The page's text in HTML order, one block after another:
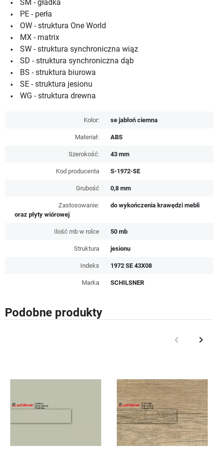
SM - gładka
PE - perła
OW - struktura One World
MX - matrix
SW - struktura synchroniczna wiąz
SD - struktura synchroniczna dąb
BS - struktura biurowa
SE - struktura jesionu
WG - struktura drewna
Kolor: se jabłoń ciemna
Materiał: ABS
Szerokość: 43 mm
Kod producenta S-1972-SE
Grubość 0,8 mm
Zastosowanie:
do wykończenia krawędzi mebli
oraz płyty wiórowej
Ilość mb w rolce 50 mb
Struktura jesionu
Indeks 1972 SE 43X08
Marka SCHILSNER
Podobne produkty
Poprzedni
keyboard_arrow_left keyboard_arrow_right